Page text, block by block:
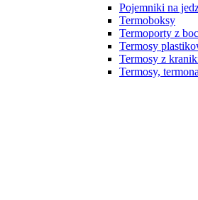
Pojemniki na
Termoboksy
Termoporty z
Termosy
Termosy z
Termosy,